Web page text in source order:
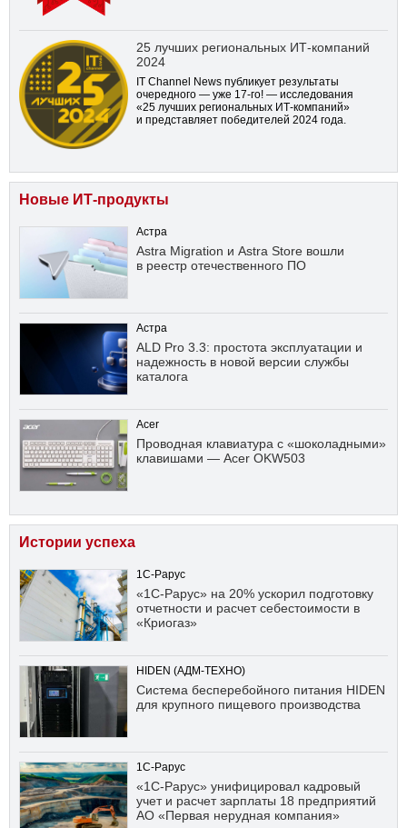
25 лучших региональных ИТ-компаний
2024
IT Channel News публикует результаты
очередного — уже 17-го! — исследования
«25 лучших региональных ИТ-компаний»
и представляет победителей 2024 года.
Новые ИТ-продукты
Астра
Astra Migration и Astra Store вошли
в реестр отечественного ПО
Астра
ALD Pro 3.3: простота эксплуатации и
надежность в новой версии службы
каталога
Acer
Проводная клавиатура с «шоколадными»
клавишами — Acer OKW503
Истории успеха
1С-Рарус
«1С-Рарус» на 20% ускорил подготовку
отчетности и расчет себестоимости в
«Криогаз»
HIDEN (АДМ-ТЕХНО)
Система бесперебойного питания HIDEN
для крупного пищевого производства
1С-Рарус
«1С-Рарус» унифицировал кадровый
учет и расчет зарплаты 18 предприятий
АО «Первая нерудная компания»